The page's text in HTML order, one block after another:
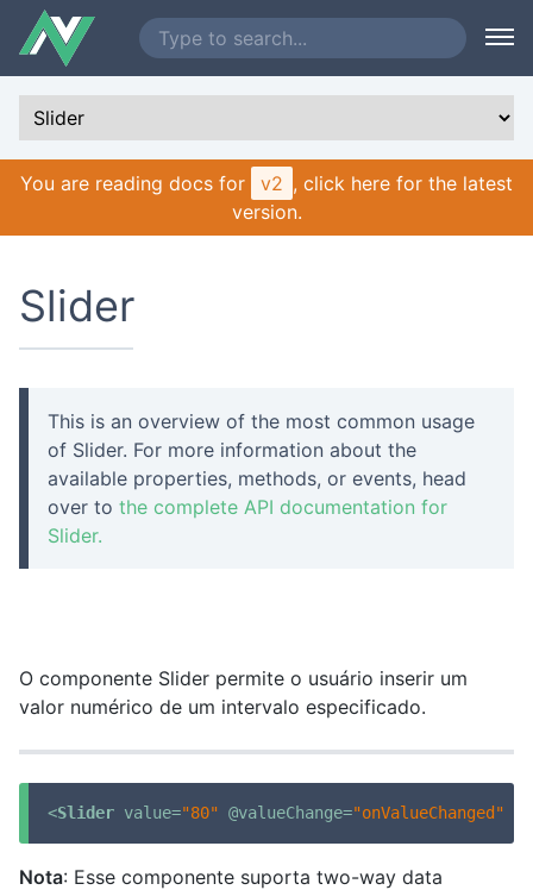
You are reading docs for v2 , click here for the latest
version.
Slider
This is an overview of the most common usage
of Slider. For more information about the
available properties, methods, or events, head
over to the complete API documentation for
Slider.
O componente Slider permite o usuário inserir um
valor numérico de um intervalo especificado.
<Slider value="80" @valueChange="onValueChanged"
Nota: Esse componente suporta two-way data